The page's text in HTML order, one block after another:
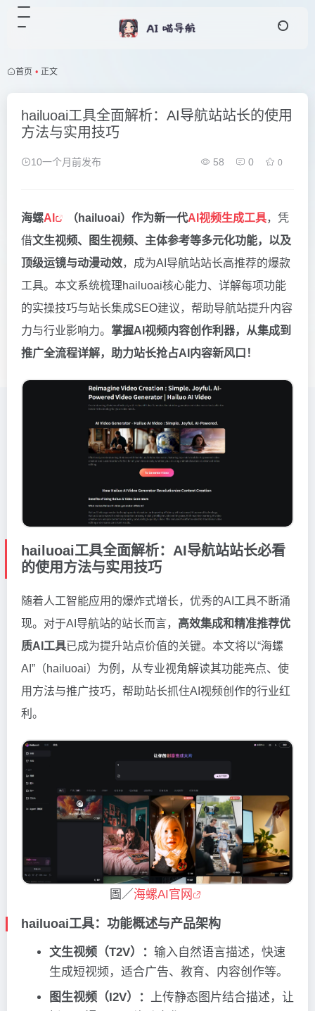
首页 • 正文
hailuoai工具全面解析：AI导航站站长的使用
方法与实用技巧
10一个月前发布 58 0 0
海螺AI （hailuoai）作为新一代AI视频生成工具，凭
借文生视频、图生视频、主体参考等多元化功能，以及
顶级运镜与动漫动效，成为AI导航站站长高推荐的爆款
工具。本文系统梳理hailuoai核心能力、详解每项功能
的实操技巧与站长集成SEO建议，帮助导航站提升内容
力与行业影响力。 掌握AI视频内容创作利器，从集成到
推广全流程详解，助力站长抢占AI内容新风口！
hailuoai工具全面解析：AI导航站站长必看
的使用方法与实用技巧
随着人工智能应用的爆炸式增长，优秀的AI工具不断涌
现。对于AI导航站的站长而言， 高效集成和精准推荐优
质AI工具已成为提升站点价值的关键。本文将以“海螺
AI”（hailuoai）为例，从专业视角解读其功能亮点、使
用方法与推广技巧，帮助站长抓住AI视频创作的行业红
利。
圖／海螺AI官网
hailuoai工具：功能概述与产品架构
文生视频（T2V）： 输入自然语言描述，快速
生成短视频，适合广告、教育、内容创作等。
图生视频（I2V）： 上传静态图片结合描述，让